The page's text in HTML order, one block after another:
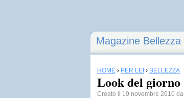
Magazine Bellezza
HOME › PER LEI › BELLEZZA
Look del giorno
Creato il 19 novembre 2010 da